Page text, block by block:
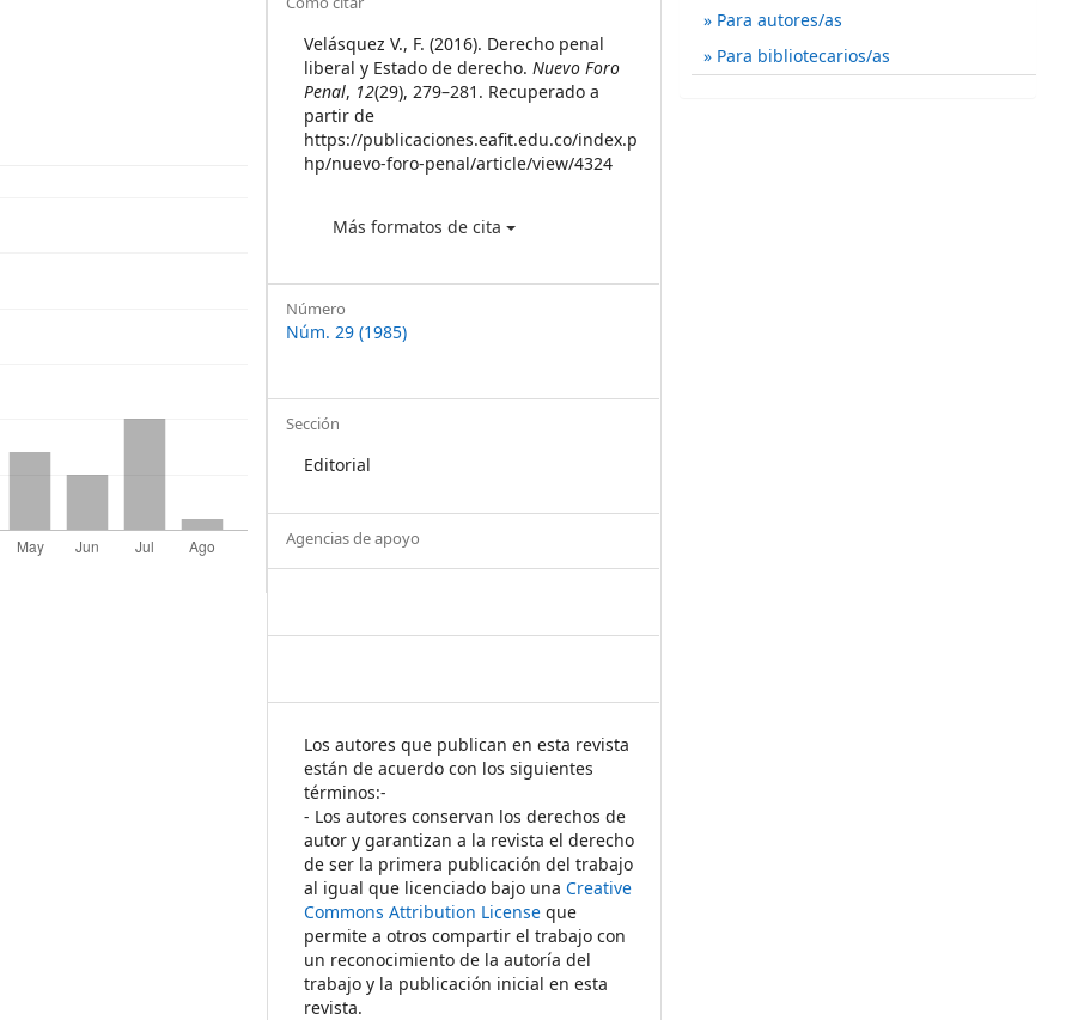
Details
Velásquez V., F. (2016). Derecho penal
liberal y Estado de derecho.Nuevo Foro
Penal, 12(29), 279–281. Recuperado a
partir de
https://publicaciones.eafit.edu.co/index.p
hp/nuevo-foro-penal/article/view/4324
Más formatos de cita
Número
Núm. 29 (1985)
Sección
Editorial
Agencias de apoyo
Los autores que publican en esta revista
están de acuerdo con los siguientes
términos:-
- Los autores conservan los derechos de
autor y garantizan a la revista el derecho
de ser la primera publicación del trabajo
al igual que licenciado bajo unaCreative
Commons Attribution License que
permite a otros compartir el trabajo con
un reconocimiento de la autoría del
trabajo y la publicación inicial en esta
revista.
Para autores/as
Para bibliotecarios/as